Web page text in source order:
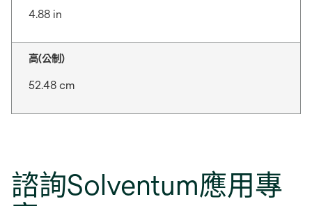
4.88 in
高(公制)
52.48 cm
諮詢Solventum應用專